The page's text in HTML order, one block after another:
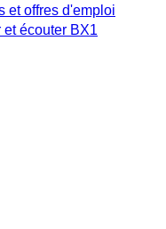
et offres d'emploi
et écouter BX1